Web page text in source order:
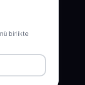
birlikte